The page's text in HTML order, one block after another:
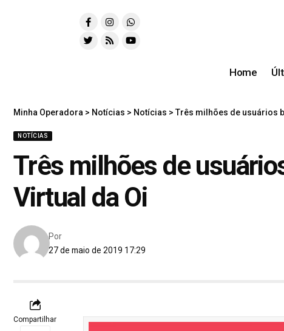
Home
Minha Operadora > Notícias > Notícias > Três milhões de usuários
NOTÍCIAS
Três milhões de
Virtual da Oi
27 de maio de 2019 17:29
Por
Compartilhar